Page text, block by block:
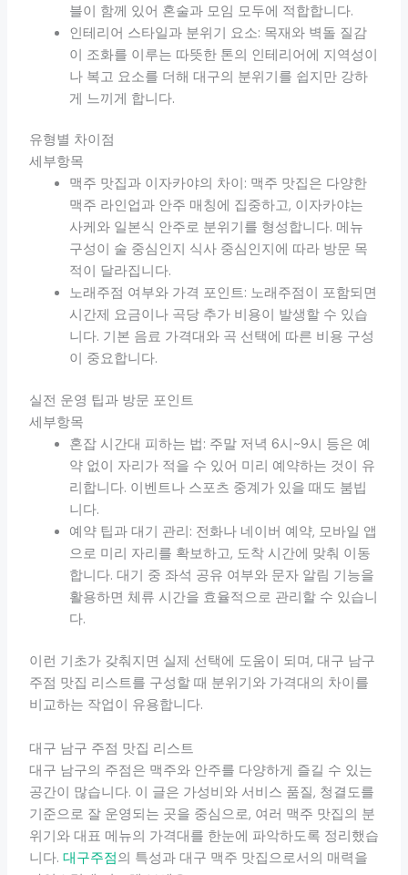
블이 함께 있어 혼술과 모임 모두에 적합합니다.
인테리어 스타일과 분위기 요소: 목재와 벽돌 질감
이 조화를 이루는 따뜻한 톤의 인테리어에 지역성이
나 복고 요소를 더해 대구의 분위기를 쉽지만 강하
게 느끼게 합니다.
유형별 차이점
세부항목
맥주 맛집과 이자카야의 차이: 맥주 맛집은 다양한
맥주 라인업과 안주 매칭에 집중하고, 이자카야는
사케와 일본식 안주로 분위기를 형성합니다. 메뉴
구성이 술 중심인지 식사 중심인지에 따라 방문 목
적이 달라집니다.
노래주점 여부와 가격 포인트: 노래주점이 포함되면
시간제 요금이나 곡당 추가 비용이 발생할 수 있습
니다. 기본 음료 가격대와 곡 선택에 따른 비용 구성
이 중요합니다.
실전 운영 팁과 방문 포인트
세부항목
혼잡 시간대 피하는 법: 주말 저녁 6시~9시 등은 예
약 없이 자리가 적을 수 있어 미리 예약하는 것이 유
리합니다. 이벤트나 스포츠 중계가 있을 때도 붐빕
니다.
예약 팁과 대기 관리: 전화나 네이버 예약, 모바일 앱
으로 미리 자리를 확보하고, 도착 시간에 맞춰 이동
합니다. 대기 중 좌석 공유 여부와 문자 알림 기능을
활용하면 체류 시간을 효율적으로 관리할 수 있습니
다.
이런 기초가 갖춰지면 실제 선택에 도움이 되며, 대구 남구
주점 맛집 리스트를 구성할 때 분위기와 가격대의 차이를
비교하는 작업이 유용합니다.
대구 남구 주점 맛집 리스트
대구 남구의 주점은 맥주와 안주를 다양하게 즐길 수 있는
공간이 많습니다. 이 글은 가성비와 서비스 품질, 청결도를
기준으로 잘 운영되는 곳을 중심으로, 여러 맥주 맛집의 분
위기와 대표 메뉴의 가격대를 한눈에 파악하도록 정리했습
니다. 대구주점의 특성과 대구 맥주 맛집으로서의 매력을